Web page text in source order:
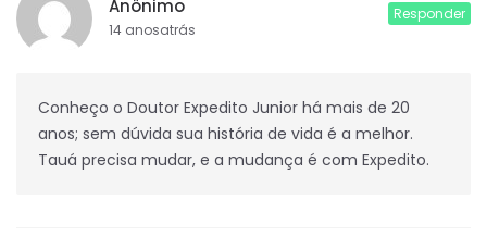
Anônimo
14 anosatrás
Responder
Conheço o Doutor Expedito Junior há mais de 20
anos; sem dúvida sua história de vida é a melhor.
Tauá precisa mudar, e a mudança é com Expedito.